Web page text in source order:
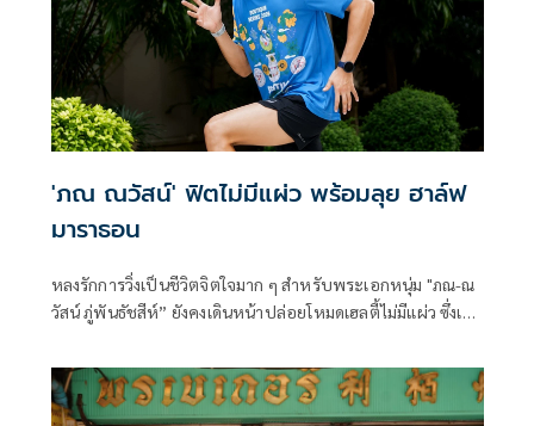
'ภณ ณวัสน์' ฟิตไม่มีแผ่ว พร้อมลุย ฮาล์ฟ
มาราธอน
หลงรักการวิ่งเป็นชีวิตจิตใจมาก ๆ สำหรับพระเอกหนุ่ม "ภณ-ณ
วัสน์ ภู่พันธัชสีห์” ยังคงเดินหน้าปล่อยโหมดเฮลตี้ไม่มีแผ่ว ซึ่งเจ้า
กายถูกอัปเดตผ่านโซเชียลให้เห็นเป็นประจำ เรียกว่าเห็นแล้วรู้
เลยว่าไม่ได้วิ่งเล่น ๆ แต่ซ้อมจริง ฟิตจริง